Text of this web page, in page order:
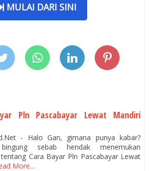
MULAI DARI SINI
Pln Pascabayar Lewat Mandiri
- Halo Gan, gimana punya kabar?
sebab hendak menemukan
Cara Bayar Pln Pascabayar Lewat
More...